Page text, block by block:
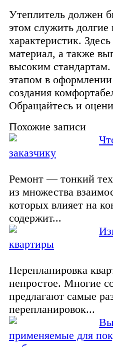
Утеплитель должен
этом служить долгие
характеристик.
материал, а также
высоким
этапом в
создания
Обращайтесь и
Похожие записи
заказчику
Ремонт — тонкий
из множества
которых влияет на
содержит...
квартиры
Перепланировка
непростое. Многие
предлагают самые
перепланировок...
применяемые для